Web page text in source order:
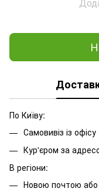
По Київу:
Самовивіз із офісу
Кур'єром за
В регіони:
Новою почтою або